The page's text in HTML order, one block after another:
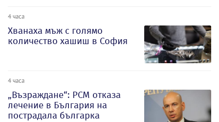
4 часа
Хванаха мъж с голямо
количество хашиш в София
4 часа
„Възраждане“: РСМ отказа
лечение в България на
пострадала българка